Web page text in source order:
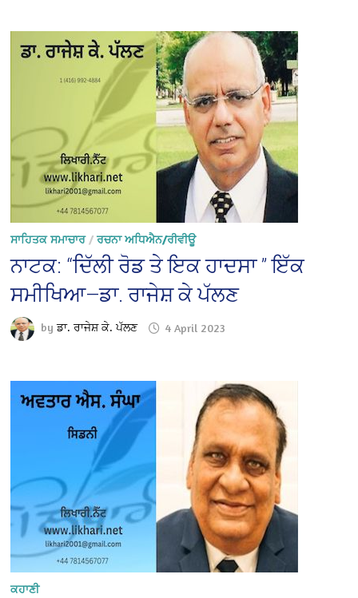
ਸਾਹਿਤਕ ਸਮਾਚਾਰ/ਰਚਨਾ ਅਧਿਐਨ/ਰੀਵੀਊ
ਨਾਟਕ: “ਦਿੱਲੀ ਰੋਡ ਤੇ ਇਕ ਹਾਦਸਾ ” ਇੱਕ
ਸਮੀਖਿਆ—ਡਾ. ਰਾਜੇਸ਼ ਕੇ ਪੱਲਣ
byਡਾ. ਰਾਜੇਸ਼ ਕੇ. ਪੱਲਣ 4 April 2023
ਕਹਾਣੀ